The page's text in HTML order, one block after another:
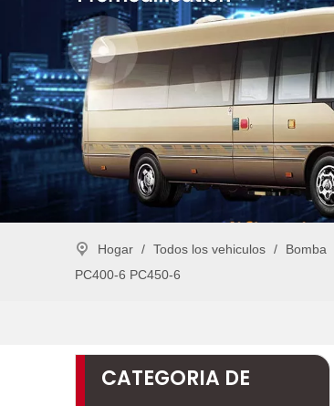
Hogar / Todos los vehiculos / Bomba
PC400-6 PC450-6
CATEGORIA DE